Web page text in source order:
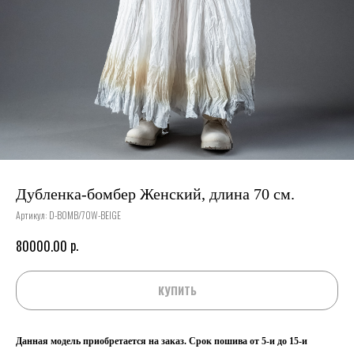
Дубленка-бомбер Женский, длина 70 см.
Артикул: D-BOMB/70W-BEIGE
80000.00 р.
КУПИТЬ
Данная модель приобретается на заказ. Срок пошива от 5-и до 15-и